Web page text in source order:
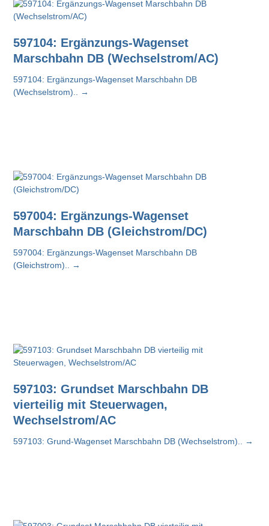
597104: Ergänzungs-Wagenset
Marschbahn DB (Wechselstrom/AC)
597104: Ergänzungs-Wagenset Marschbahn DB
(Wechselstrom)..
→
597004: Ergänzungs-Wagenset
Marschbahn DB (Gleichstrom/DC)
597004: Ergänzungs-Wagenset Marschbahn DB
(Gleichstrom)..
→
597103: Grundset Marschbahn DB
vierteilig mit Steuerwagen,
Wechselstrom/AC
597103: Grund-Wagenset Marschbahn DB (Wechselstrom).. →